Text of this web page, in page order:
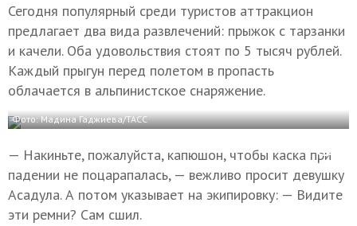
Сегодня популярный среди туристов аттракцион
предлагает два вида развлечений: прыжок с тарзанки
и качели. Оба удовольствия стоят по 5 тысяч рублей.
Каждый прыгун перед полетом в пропасть
облачается в альпинистское снаряжение.
Фото: Мадина Гаджиева/ТАСС
— Накиньте, пожалуйста, капюшон, чтобы каска при
падении не поцарапалась, — вежливо просит девушку
Асадула. А потом указывает на экипировку: — Видите
эти ремни? Сам сшил.